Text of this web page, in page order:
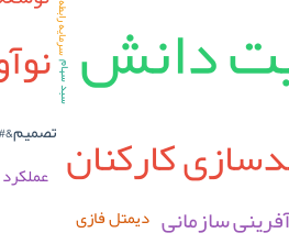
دانش
کارکنان
سازمانی دیمتل فازی
سبد سهام
سرمایه رابطه ای